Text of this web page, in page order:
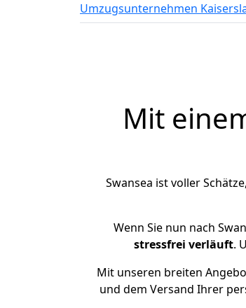
Umzugsunternehmen
Mit
Swansea ist voller
Wenn Sie nun nach
stressfrei verläuft.
Mit unseren breiten
und dem Versand Ihrer